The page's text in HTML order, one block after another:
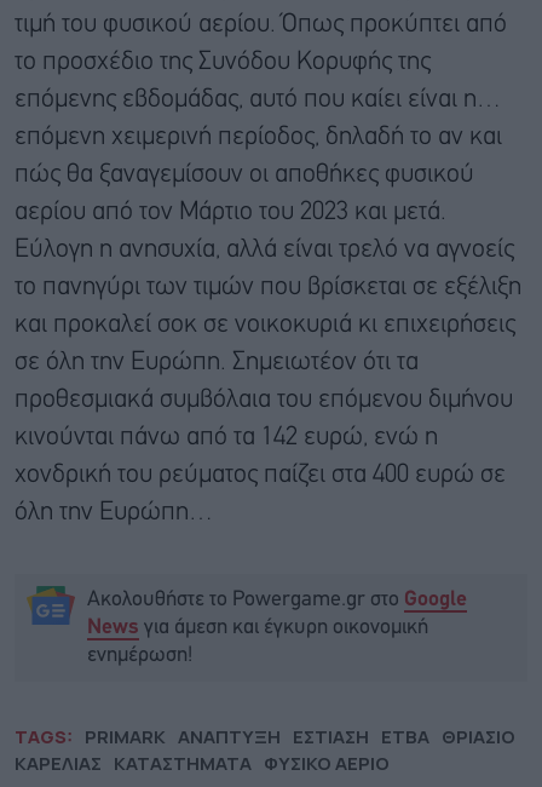
τιμή του φυσικού αερίου. Όπως προκύπτει από
το προσχέδιο της Συνόδου Κορυφής της
επόμενης εβδομάδας, αυτό που καίει είναι η…
επόμενη χειμερινή περίοδος, δηλαδή το αν και
πώς θα ξαναγεμίσουν οι αποθήκες φυσικού
αερίου από τον Μάρτιο του 2023 και μετά.
Εύλογη η ανησυχία, αλλά είναι τρελό να αγνοείς
το πανηγύρι των τιμών που βρίσκεται σε εξέλιξη
και προκαλεί σοκ σε νοικοκυριά κι επιχειρήσεις
σε όλη την Ευρώπη. Σημειωτέον ότι τα
προθεσμιακά συμβόλαια του επόμενου διμήνου
κινούνται πάνω από τα 142 ευρώ, ενώ η
χονδρική του ρεύματος παίζει στα 400 ευρώ σε
όλη την Ευρώπη…
Ακολουθήστε το Powergame.gr στο Google
News για άμεση και έγκυρη οικονομική
ενημέρωση!
TAGS: PRIMARK ΑΝΑΠΤΥΞΗ ΕΣΤΙΑΣΗ ΕΤΒΑ ΘΡΙΑΣΙΟ
ΚΑΡΕΛΙΑΣ ΚΑΤΑΣΤΗΜΑΤΑ ΦΥΣΙΚΟ ΑΕΡΙΟ